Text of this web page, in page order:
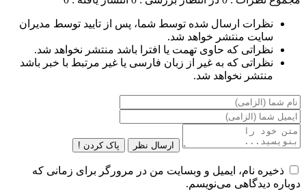
نظرات ارسال شده توسط شما، پس از تایید توسط مدیران
سایت منتشر خواهد شد.
نظراتی که حاوی تهمت یا افترا باشد منتشر نخواهد شد.
نظراتی که به غیر از زبان فارسی یا غیر مرتبط با خبر باشد
منتشر نخواهد شد.
ارسال نظر پاک کردن !
ذخیره نام، ایمیل و وبسایت من در مرورگر برای زمانی که
دوباره دیدگاهی می‌نویسم.